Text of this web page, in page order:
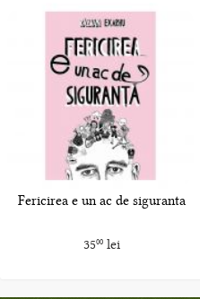
Fericirea e un ac de siguranta
3500lei